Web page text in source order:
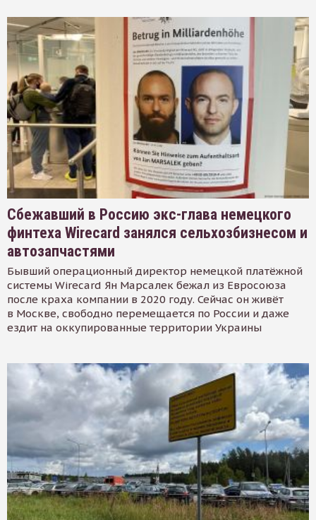
Сбежавший в Россию экс-глава немецкого
финтеха Wirecard занялся сельхозбизнесом и
автозапчастями
Бывший операционный директор немецкой платёжной
системы Wirecard Ян Марсалек бежал из Евросоюза
после краха компании в 2020 году. Сейчас он живёт
в Москве, свободно перемещается по России и даже
ездит на оккупированные территории Украины